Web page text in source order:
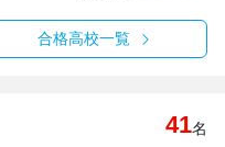
合格高校一覧
41名